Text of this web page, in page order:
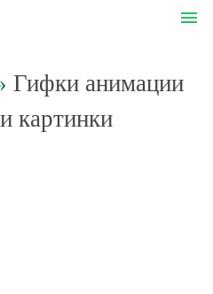
menu
Гифки анимации
картинки